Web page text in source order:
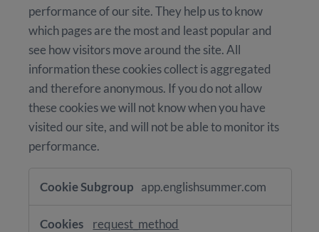
performance of our site. They help us to know
which pages are the most and least popular and
see how visitors move around the site. All
information these cookies collect is aggregated
and therefore anonymous. If you do not allow
these cookies we will not know when you have
visited our site, and will not be able to monitor its
performance.
Cookies
app.englishsummer.com
request_method